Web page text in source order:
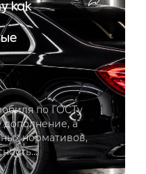
как
по ГОСТу
а
нормативов,